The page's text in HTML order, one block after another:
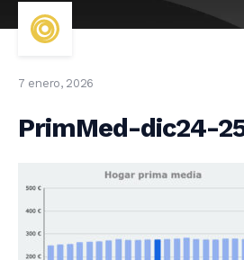
7 enero, 2026
PrimMed-dic24-